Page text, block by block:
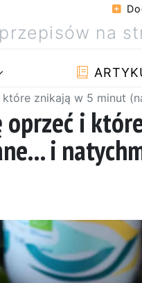
znikają w 5 minut
i
i